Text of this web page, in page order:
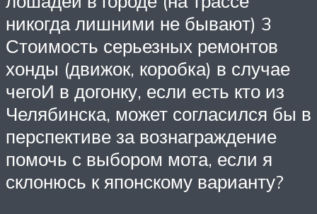
никогда лишними не бывают) 3
Стоимость серьезных ремонтов
хонды (движок, коробка) в случае
чегоИ в догонку, если есть кто из
Челябинска, может согласился бы в
перспективе за вознаграждение
помочь с выбором мота, если я
склонюсь к японскому варианту?